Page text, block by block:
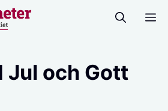
Jul och Gott